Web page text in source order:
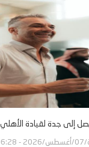
إلى جدة لقيادة
ص